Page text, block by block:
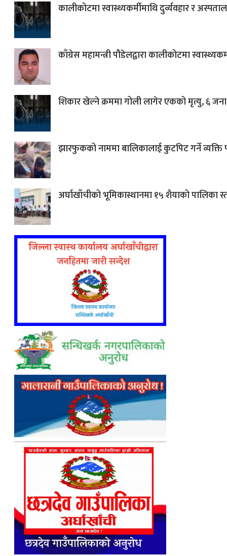
कालीकोटमा स्वास्थ्यकर्मीमाथि दुर्व्यवहार र
काँग्रेस महामन्त्री पौडेलद्वारा कालीकोटमा
शिकार खेल्ने क्रममा गोली लागेर एकको मृत्यु, ६ जना
झारफुकको नाममा बालिकालाई कुटपिट गर्ने व्यक्ति
अर्घाखाँचीको भूमिकास्थानमा १५ शैयाको